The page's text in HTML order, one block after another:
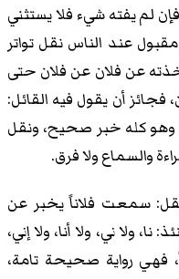
لم يفته شيء فلا يستثني
عند الناس نقل تواتر
عن فلان عن فلان حتى
فجائز أن يقول فيه القائل:
كله خبر صحيح، ونقل
والسماع ولا فرق.
سمعت فلاناً يخبر عن
ولا ني، ولا أنا، ولا إني،
فهي رواية صحيحة تامة،